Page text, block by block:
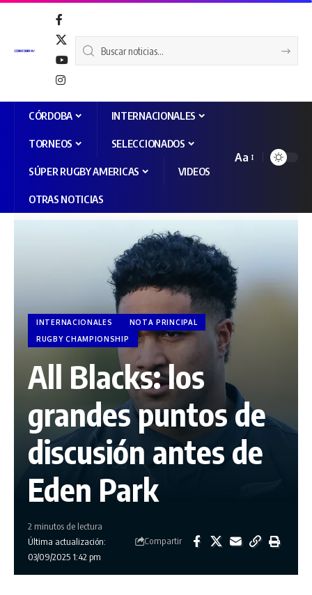
CÓRDOBA INTERNACIONALES
TORNEOS SELECCIONADOS
SÚPER RUGBY AMERICAS VIDEOS
OTRAS NOTICIAS
Aa
INTERNACIONALES
NOTA PRINCIPAL
RUGBY CHAMPIONSHIP
All Blacks: los
grandes puntos de
discusión antes de
Eden Park
Última actualización:
03/09/2025 1:42 pm
2 minutos de lectura
Compartir